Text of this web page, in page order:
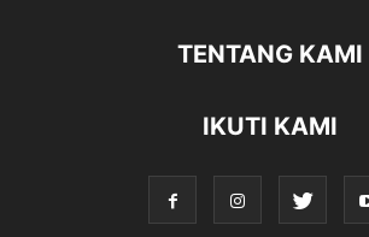
TENTANG KAMI
IKUTI KAMI